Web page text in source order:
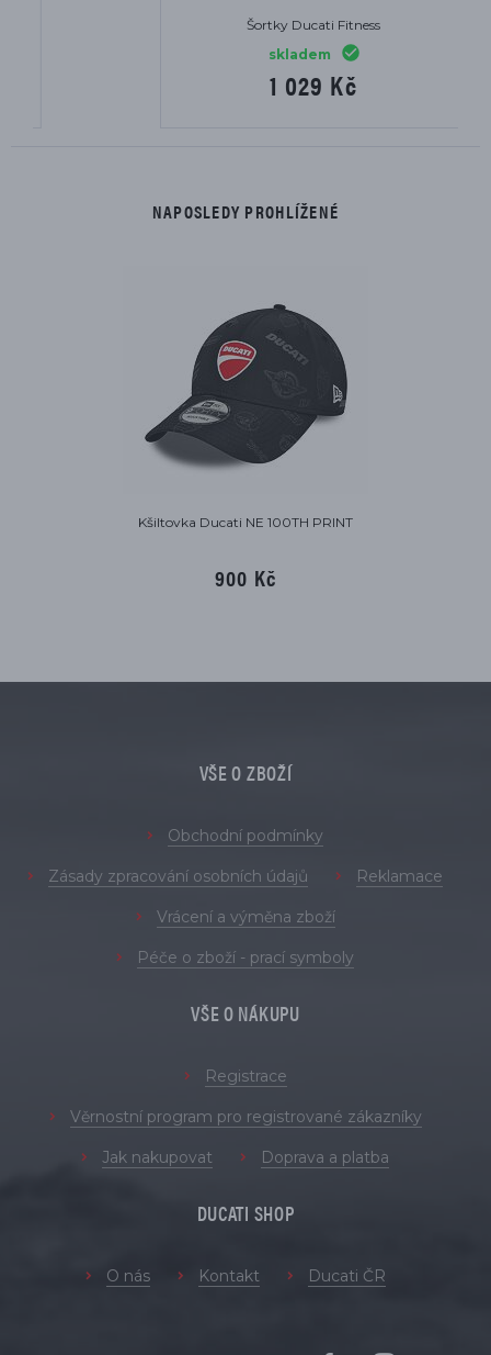
Šortky Ducati Fitness
1 029 Kč
NAPOSLEDY PROHLÍŽENÉ
Kšiltovka Ducati NE 100TH PRINT
900 Kč
VŠE O ZBOŽÍ
Obchodní podmínky
Zásady zpracování osobních údajů Reklamace
Vrácení a výměna zboží
Péče o zboží - prací symboly
VŠE O NÁKUPU
Registrace
Věrnostní program pro registrované zákazníky
Jak nakupovat Doprava a platba
DUCATI SHOP
O nás Kontakt Ducati ČR